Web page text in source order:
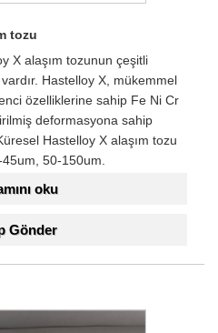
tozu
X alaşım tozunun çeşitli
Hastelloy X, mükemmel
özelliklerine sahip Fe Ni Cr
deformasyona sahip
Hastelloy X alaşım tozu
50-150um.
oku
Gönder